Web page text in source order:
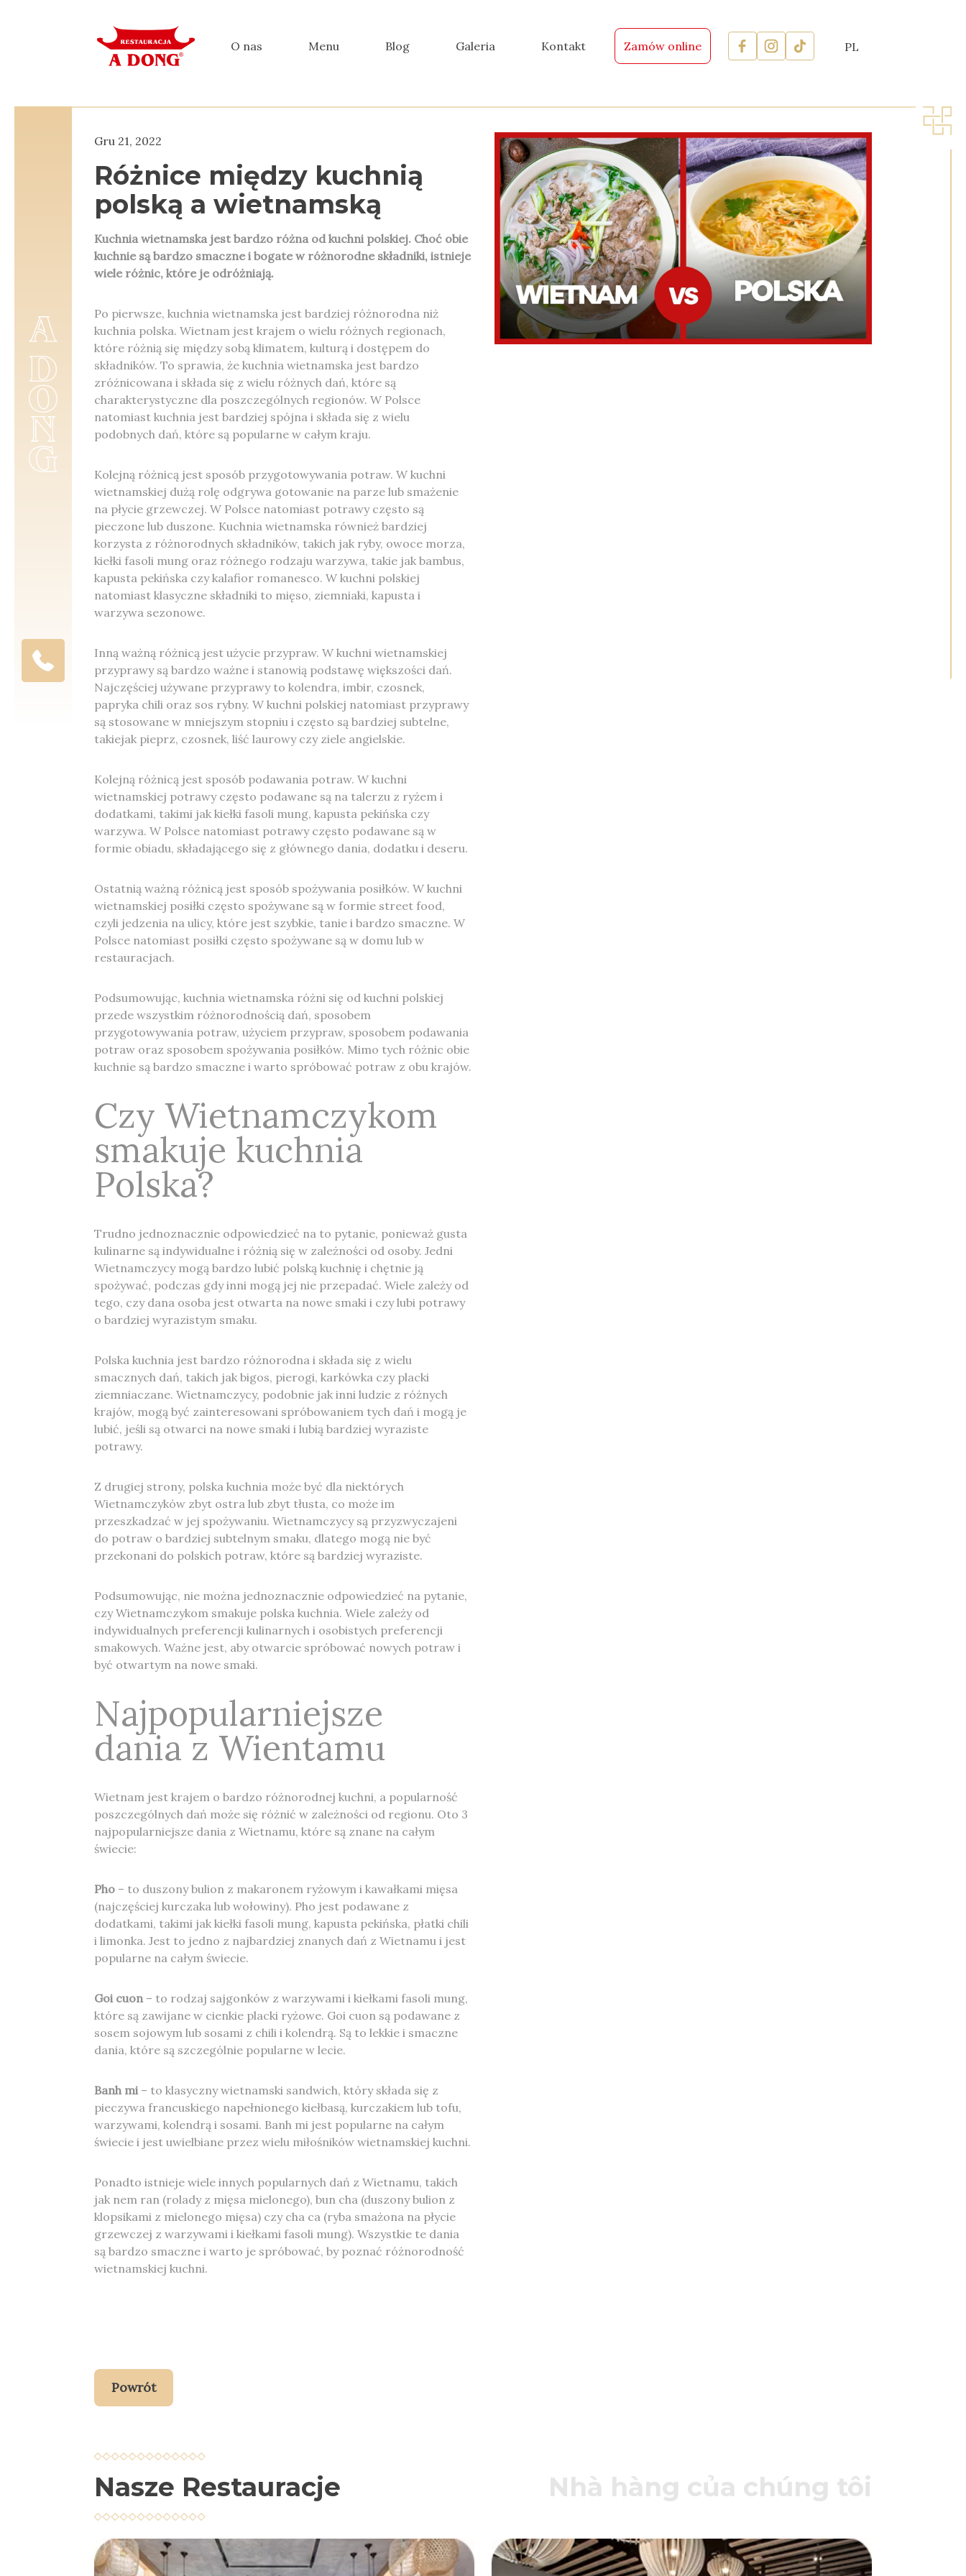
O nas Menu Blog Galeria Kontakt Zamów online PL
Gru 21, 2022
Różnice między kuchnią
polską a wietnamską
Kuchnia wietnamska jest bardzo różna od kuchni polskiej. Choć obie
kuchnie są bardzo smaczne i bogate w różnorodne składniki, istnieje
wiele różnic, które je odróżniają.
Po pierwsze, kuchnia wietnamska jest bardziej różnorodna niż
kuchnia polska. Wietnam jest krajem o wielu różnych regionach,
które różnią się między sobą klimatem, kulturą i dostępem do
składników. To sprawia, że kuchnia wietnamska jest bardzo
zróżnicowana i składa się z wielu różnych dań, które są
charakterystyczne dla poszczególnych regionów. W Polsce
natomiast kuchnia jest bardziej spójna i składa się z wielu
podobnych dań, które są popularne w całym kraju.
Kolejną różnicą jest sposób przygotowywania potraw. W kuchni
wietnamskiej dużą rolę odgrywa gotowanie na parze lub smażenie
na płycie grzewczej. W Polsce natomiast potrawy często są
pieczone lub duszone. Kuchnia wietnamska również bardziej
korzysta z różnorodnych składników, takich jak ryby, owoce morza,
kiełki fasoli mung oraz różnego rodzaju warzywa, takie jak bambus,
kapusta pekińska czy kalafior romanesco. W kuchni polskiej
natomiast klasyczne składniki to mięso, ziemniaki, kapusta i
warzywa sezonowe.
Inną ważną różnicą jest użycie przypraw. W kuchni wietnamskiej
przyprawy są bardzo ważne i stanowią podstawę większości dań.
Najczęściej używane przyprawy to kolendra, imbir, czosnek,
papryka chili oraz sos rybny. W kuchni polskiej natomiast przyprawy
są stosowane w mniejszym stopniu i często są bardziej subtelne,
takiejak pieprz, czosnek, liść laurowy czy ziele angielskie.
Kolejną różnicą jest sposób podawania potraw. W kuchni
wietnamskiej potrawy często podawane są na talerzu z ryżem i
dodatkami, takimi jak kiełki fasoli mung, kapusta pekińska czy
warzywa. W Polsce natomiast potrawy często podawane są w
formie obiadu, składającego się z głównego dania, dodatku i deseru.
Ostatnią ważną różnicą jest sposób spożywania posiłków. W kuchni
wietnamskiej posiłki często spożywane są w formie street food,
czyli jedzenia na ulicy, które jest szybkie, tanie i bardzo smaczne. W
Polsce natomiast posiłki często spożywane są w domu lub w
restauracjach.
Podsumowując, kuchnia wietnamska różni się od kuchni polskiej
przede wszystkim różnorodnością dań, sposobem
przygotowywania potraw, użyciem przypraw, sposobem podawania
potraw oraz sposobem spożywania posiłków. Mimo tych różnic obie
kuchnie są bardzo smaczne i warto spróbować potraw z obu krajów.
Czy Wietnamczykom
smakuje kuchnia
Polska?
Trudno jednoznacznie odpowiedzieć na to pytanie, ponieważ gusta
kulinarne są indywidualne i różnią się w zależności od osoby. Jedni
Wietnamczycy mogą bardzo lubić polską kuchnię i chętnie ją
spożywać, podczas gdy inni mogą jej nie przepadać. Wiele zależy od
tego, czy dana osoba jest otwarta na nowe smaki i czy lubi potrawy
o bardziej wyrazistym smaku.
Polska kuchnia jest bardzo różnorodna i składa się z wielu
smacznych dań, takich jak bigos, pierogi, karkówka czy placki
ziemniaczane. Wietnamczycy, podobnie jak inni ludzie z różnych
krajów, mogą być zainteresowani spróbowaniem tych dań i mogą je
lubić, jeśli są otwarci na nowe smaki i lubią bardziej wyraziste
potrawy.
Z drugiej strony, polska kuchnia może być dla niektórych
Wietnamczyków zbyt ostra lub zbyt tłusta, co może im
przeszkadzać w jej spożywaniu. Wietnamczycy są przyzwyczajeni
do potraw o bardziej subtelnym smaku, dlatego mogą nie być
przekonani do polskich potraw, które są bardziej wyraziste.
Podsumowując, nie można jednoznacznie odpowiedzieć na pytanie,
czy Wietnamczykom smakuje polska kuchnia. Wiele zależy od
indywidualnych preferencji kulinarnych i osobistych preferencji
smakowych. Ważne jest, aby otwarcie spróbować nowych potraw i
być otwartym na nowe smaki.
Najpopularniejsze
dania z Wientamu
Wietnam jest krajem o bardzo różnorodnej kuchni, a popularność
poszczególnych dań może się różnić w zależności od regionu. Oto 3
najpopularniejsze dania z Wietnamu, które są znane na całym
świecie:
Pho – to duszony bulion z makaronem ryżowym i kawałkami mięsa
(najczęściej kurczaka lub wołowiny). Pho jest podawane z
dodatkami, takimi jak kiełki fasoli mung, kapusta pekińska, płatki chili
i limonka. Jest to jedno z najbardziej znanych dań z Wietnamu i jest
popularne na całym świecie.
Goi cuon – to rodzaj sajgonków z warzywami i kiełkami fasoli mung,
które są zawijane w cienkie placki ryżowe. Goi cuon są podawane z
sosem sojowym lub sosami z chili i kolendrą. Są to lekkie i smaczne
dania, które są szczególnie popularne w lecie.
Banh mi – to klasyczny wietnamski sandwich, który składa się z
pieczywa francuskiego napełnionego kiełbasą, kurczakiem lub tofu,
warzywami, kolendrą i sosami. Banh mi jest popularne na całym
świecie i jest uwielbiane przez wielu miłośników wietnamskiej kuchni.
Ponadto istnieje wiele innych popularnych dań z Wietnamu, takich
jak nem ran (rolady z mięsa mielonego), bun cha (duszony bulion z
klopsikami z mielonego mięsa) czy cha ca (ryba smażona na płycie
grzewczej z warzywami i kiełkami fasoli mung). Wszystkie te dania
są bardzo smaczne i warto je spróbować, by poznać różnorodność
wietnamskiej kuchni.
Powrót
Nasze Restauracje Nhà hàng của chúng tôi